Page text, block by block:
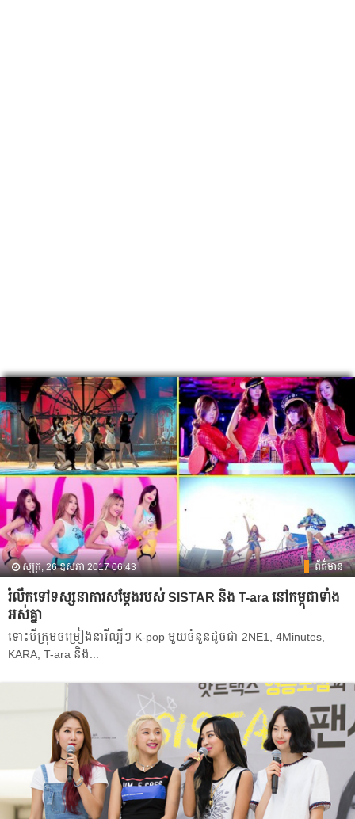
សុក្រ, 26 ឧសភា 2017 06:43 ព័ត៌មាន
រំលឹកទៅទស្សនាការសម្ដែងរបស់ SISTAR និង T-ara នៅកម្ពុជាទាំង
អស់គ្នា
ទោះ​បី​ក្រុម​ចម្រៀង​នារី​ល្បី​ៗ​ K-pop មួយ​ចំនួន​ដូច​ជា​ 2NE1, 4Minutes,
KARA, T-ara និង​...